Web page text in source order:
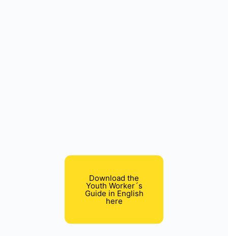
Download the
Youth Worker´s
Guide in English
here